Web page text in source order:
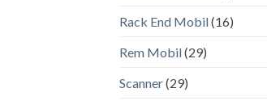
Rack End Mobil(16)
Rem Mobil(29)
Scanner(29)